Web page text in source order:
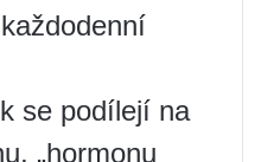
se podílejí na
„hormonu